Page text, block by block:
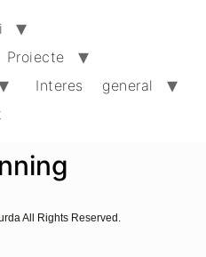
Proiecte
Interes general
All Rights Reserved.